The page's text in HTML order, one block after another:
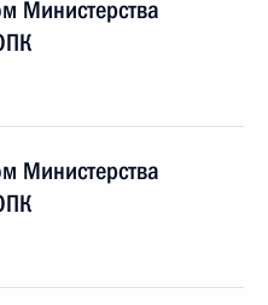
Министерства
Министерства